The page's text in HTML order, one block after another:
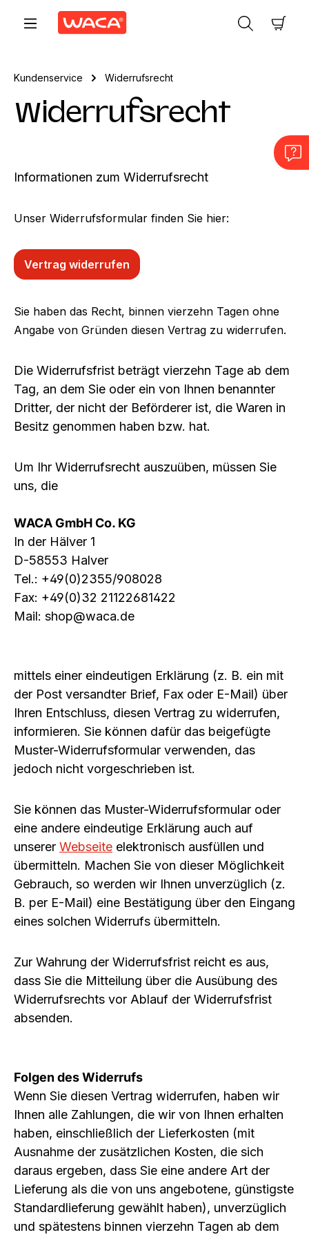
Zum Hauptinhalt springen
Kundenservice Widerrufsrecht
Widerrufsrecht
Informationen zum Widerrufsrecht
Unser Widerrufsformular finden Sie hier:
Vertrag widerrufen
Sie haben das Recht, binnen vierzehn Tagen ohne
Angabe von Gründen diesen Vertrag zu widerrufen.
Die Widerrufsfrist beträgt vierzehn Tage ab dem
Tag, an dem Sie oder ein von Ihnen benannter
Dritter, der nicht der Beförderer ist, die Waren in
Besitz genommen haben bzw. hat.
Um Ihr Widerrufsrecht auszuüben, müssen Sie
uns, die
WACA GmbH Co. KG
In der Hälver 1
D-58553 Halver
Tel.: +49(0)2355/908028
Fax: +49(0)32 21122681422
Mail: shop@waca.de
mittels einer eindeutigen Erklärung (z. B. ein mit
der Post versandter Brief, Fax oder E-Mail) über
Ihren Entschluss, diesen Vertrag zu widerrufen,
informieren. Sie können dafür das beigefügte
Muster-Widerrufsformular verwenden, das
jedoch nicht vorgeschrieben ist.
Sie können das Muster-Widerrufsformular oder
eine andere eindeutige Erklärung auch auf
unserer Webseite elektronisch ausfüllen und
übermitteln. Machen Sie von dieser Möglichkeit
Gebrauch, so werden wir Ihnen unverzüglich (z.
B. per E-Mail) eine Bestätigung über den Eingang
eines solchen Widerrufs übermitteln.
Zur Wahrung der Widerrufsfrist reicht es aus,
dass Sie die Mitteilung über die Ausübung des
Widerrufsrechts vor Ablauf der Widerrufsfrist
absenden.
Folgen des Widerrufs
Wenn Sie diesen Vertrag widerrufen, haben wir
Ihnen alle Zahlungen, die wir von Ihnen erhalten
haben, einschließlich der Lieferkosten (mit
Ausnahme der zusätzlichen Kosten, die sich
daraus ergeben, dass Sie eine andere Art der
Lieferung als die von uns angebotene, günstigste
Standardlieferung gewählt haben), unverzüglich
und spätestens binnen vierzehn Tagen ab dem